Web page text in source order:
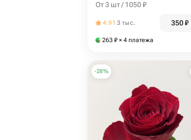
От 3 шт / 1050 ₽
4.91 3 тыс. 350₽
263 ₽ × 4 платежа
-28%